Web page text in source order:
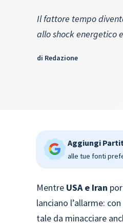
Il fattore tempo
allo shock energetico
di Redazione
Aggiungi
alle tue fonti
Mentre USA e Iran
lanciano l’allarme:
tale da minacciare